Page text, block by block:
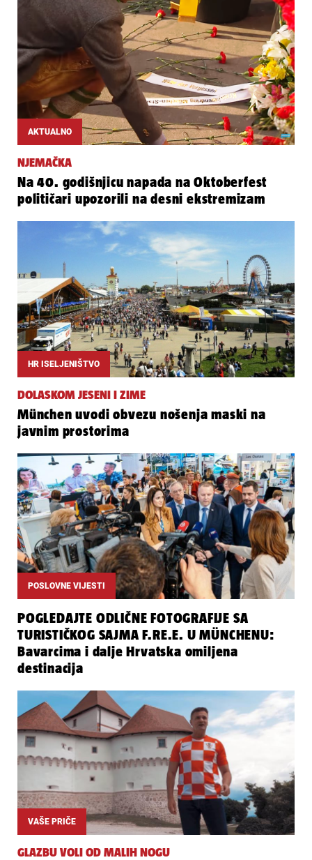
AKTUALNO
NJEMAČKA
Na 40. godišnjicu napada na Oktoberfest
političari upozorili na desni ekstremizam
HR ISELJENIŠTVO
DOLASKOM JESENI I ZIME
München uvodi obvezu nošenja maski na
javnim prostorima
POSLOVNE VIJESTI
POGLEDAJTE ODLIČNE FOTOGRAFIJE SA
TURISTIČKOG SAJMA F.RE.E. U MÜNCHENU:
Bavarcima i dalje Hrvatska omiljena
destinacija
VAŠE PRIČE
GLAZBU VOLI OD MALIH NOGU